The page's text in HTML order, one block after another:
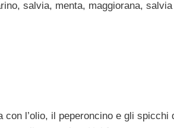
salvia, menta, maggiorana,
con l’olio, il peperoncino e gli